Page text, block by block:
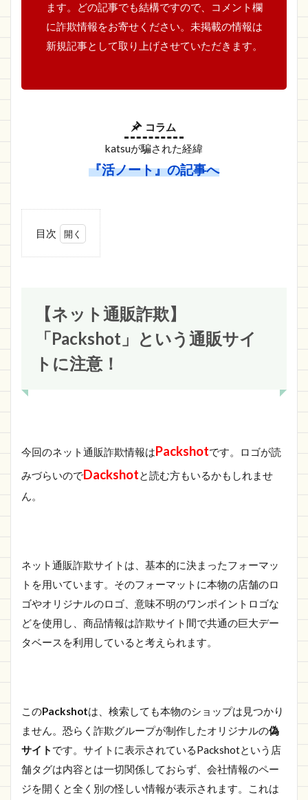
ます。どの記事でも結構ですので、コメント欄
に詐欺情報をお寄せください。未掲載の情報は
新規記事として取り上げさせていただきます。
コラム
katsuが騙された経緯
『活ノート』の記事へ
目次
イトに注意！
Packshot
の詐欺サ
イト情報
ごに
【ネット通販詐欺】
「Packshot」という通販サイ
トに注意！
今回のネット通販詐欺情報はPackshotです。ロゴが読
みづらいのでDackshotと読む方もいるかもしれませ
ん。
ネット通販詐欺サイトは、基本的に決まったフォーマッ
トを用いています。そのフォーマットに本物の店舗のロ
ゴやオリジナルのロゴ、意味不明のワンポイントロゴな
どを使用し、商品情報は詐欺サイト間で共通の巨大デー
タベースを利用していると考えられます。
このPackshotは、検索しても本物のショップは見つかり
ません。恐らく詐欺グループが制作したオリジナルの偽
サイト です。サイトに表示されているPackshotという店
舗タグは内容とは一切関係しておらず、会社情報のペー
ジを開くと全く別の怪しい情報が表示されます。これは